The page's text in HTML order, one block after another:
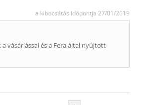
a kibocsátás időpontja 27/01/2019
vásárlással és a Fera által nyújtott